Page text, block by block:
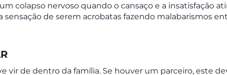
colapso nervoso quando o cansaço e a insatisfação
sensação de serem acrobatas fazendo malabarismos
vir de dentro da família. Se houver um parceiro, este